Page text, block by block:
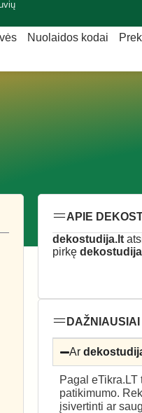
Nuolaidos kodai
APIE
dekostudija.lt
pirkę
Ar
Pagal
patikimumo.
įsivertinti ar